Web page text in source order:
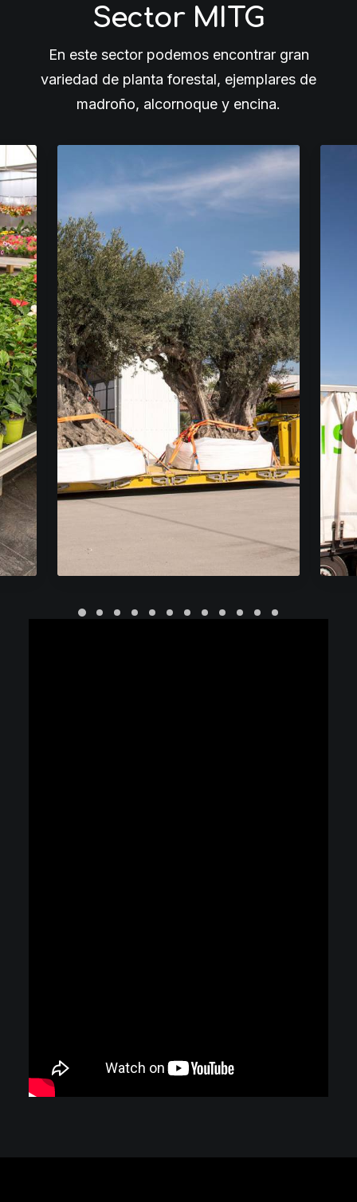
Sector MITG
En este sector podemos encontrar gran
variedad de planta forestal, ejemplares de
madroño, alcornoque y encina.